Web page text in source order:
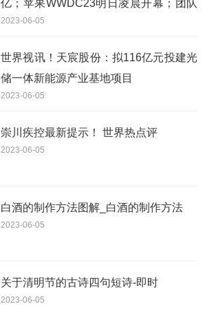
亿；苹果WWDC23明日凌晨开幕；团队
成员回应重启天涯失败
2023-06-05
世界视讯！天宸股份：拟116亿元投建光
储一体新能源产业基地项目
2023-06-05
崇川疾控最新提示！ 世界热点评
2023-06-05
白酒的制作方法图解_白酒的制作方法
2023-06-05
关于清明节的古诗四句短诗-即时
2023-06-05